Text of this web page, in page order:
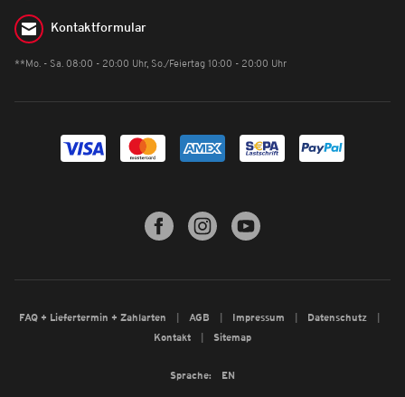
Kontaktformular
**Mo. - Sa. 08:00 - 20:00 Uhr, So./Feiertag 10:00 - 20:00 Uhr
FAQ + Liefertermin + Zahlarten AGB Impressum
Datenschutz
Kontakt
Sitemap
Sprache: EN